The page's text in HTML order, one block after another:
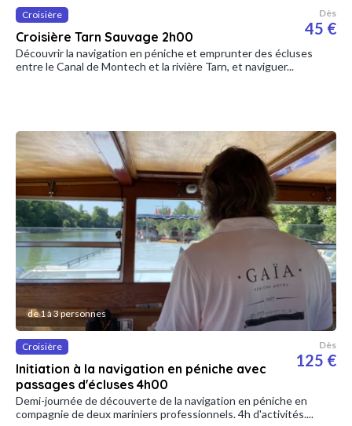
Croisière
Croisière Tarn Sauvage 2h00
Dès
45 €
Découvrir la navigation en péniche et emprunter des écluses
entre le Canal de Montech et la rivière Tarn, et naviguer...
de 1 à 3 personnes
Croisière
Initiation à la navigation en péniche avec
passages d'écluses 4h00
Dès
125 €
Demi-journée de découverte de la navigation en péniche en
compagnie de deux mariniers professionnels. 4h d'activités....